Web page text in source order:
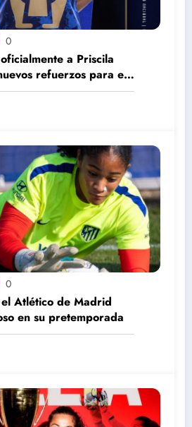
0
a Priscila
refuerzos para el
0
Atlético de Madrid
en su pretemporada